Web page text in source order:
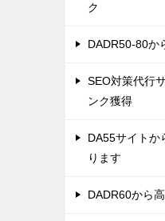
ク
DADR50-80か
SEO対策代行
ンク獲得
DA55サイトか
ります
DADR60から